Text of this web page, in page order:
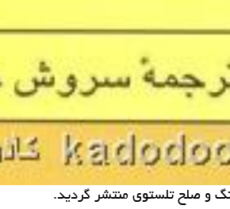
و صلح تلستوی منتشر گردید.